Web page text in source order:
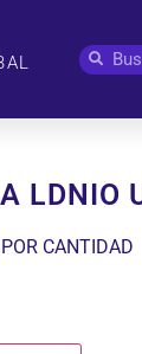
LDNIO
CANTIDAD